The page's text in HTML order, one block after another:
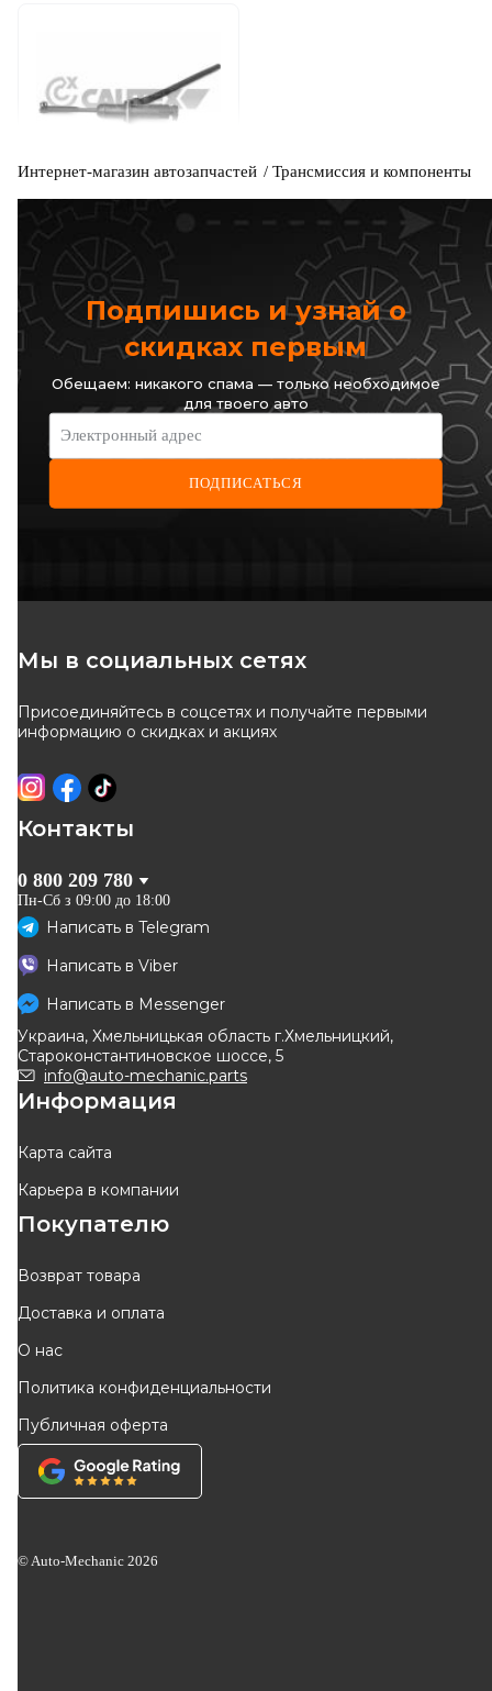
CAUTEX
ОТСУТСТВУЕТ
ожидаем поставку
Интернет-магазин автозапчастей Трансмиссия и компоненты
Подпишись и узнай о
скидках первым
Обещаем: никакого спама — только необходимое
для твоего авто
Электронный адрес
ПОДПИСАТЬСЯ
Мы в социальных сетях
Присоединяйтесь в соцсетях и получайте первыми
информацию о скидках и акциях
Контакты
0 800 209 780
Пн-Сб з 09:00 до 18:00
Написать в Telegram
Написать в Viber
Написать в Messenger
Украина, Хмельницькая область г.Хмельницкий,
Староконстантиновское шоссе, 5
info@auto-mechanic.parts
Информация
Карта сайта
Карьера в компании
Покупателю
Возврат товара
Доставка и оплата
О нас
Политика конфиденциальности
Публичная оферта
© Auto-Mechanic 2026